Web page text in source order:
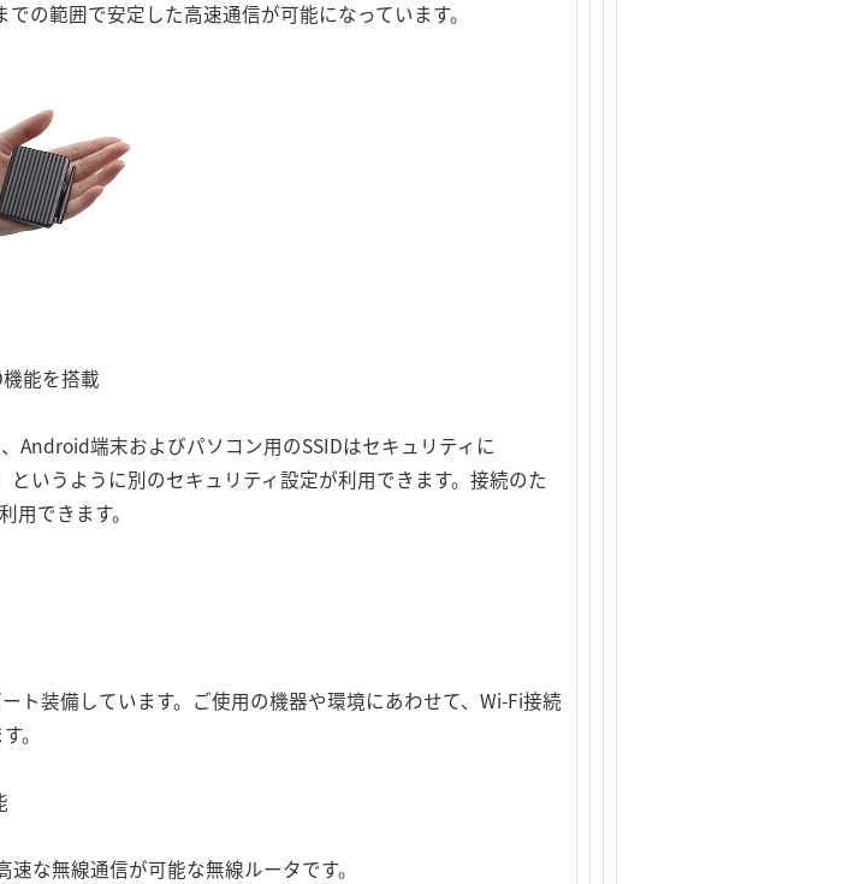
の範囲で安定した高速通信が可能になっています。
能を搭載
Android端末およびパソコン用のSSIDはセキュリティに
というように別のセキュリティ設定が利用できます。接続のた
用できます。
ト装備しています。ご使用の機器や環境にあわせて、Wi-Fi接続
。
な無線通信が可能な無線ルータです。